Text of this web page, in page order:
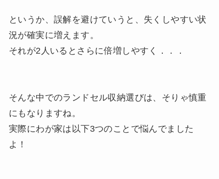
というか、誤解を避けていうと、失くしやすい状
況が確実に増えます。
それが2人いるとさらに倍増しやすく．．．
そんな中でのランドセル収納選びは、そりゃ慎重
にもなりますね。
実際にわが家は以下3つのことで悩んでました
よ！